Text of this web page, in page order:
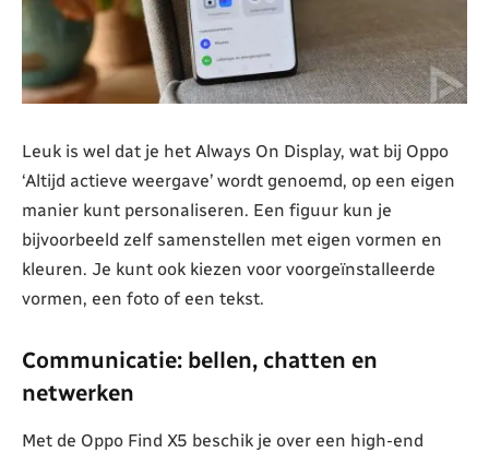
Leuk is wel dat je het Always On Display, wat bij Oppo
‘Altijd actieve weergave’ wordt genoemd, op een eigen
manier kunt personaliseren. Een figuur kun je
bijvoorbeeld zelf samenstellen met eigen vormen en
kleuren. Je kunt ook kiezen voor voorgeïnstalleerde
vormen, een foto of een tekst.
Communicatie: bellen, chatten en
netwerken
Met de Oppo Find X5 beschik je over een high-end